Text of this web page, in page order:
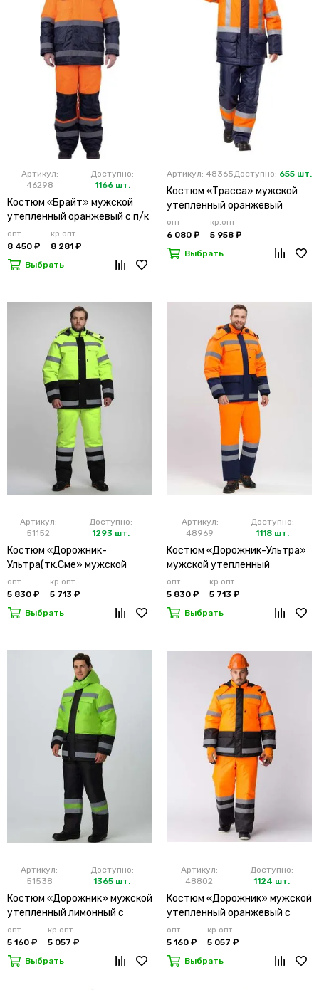
Артикул:
46298
Доступно:
1166 шт.
Костюм «Брайт» мужской
утепленный оранжевый с п/к
опт
8 450 ₽
кр.опт
8 281 ₽
Выбрать
Артикул: 48365Доступно: 655 шт.
Костюм «Трасса» мужской
утепленный оранжевый
опт
6 080 ₽
кр.опт
5 958 ₽
Выбрать
Артикул:
51152
Доступно:
1293 шт.
Костюм «Дорожник-
Ультра(тк.Сме» мужской
утепленный лимонный
опт
5 830 ₽
кр.опт
5 713 ₽
Выбрать
Артикул:
48969
Доступно:
1118 шт.
Костюм «Дорожник-Ультра»
мужской утепленный
оранжевый
опт
5 830 ₽
кр.опт
5 713 ₽
Выбрать
Артикул:
51538
Доступно:
1365 шт.
Костюм «Дорожник» мужской
утепленный лимонный с
брюками
опт
5 160 ₽
кр.опт
5 057 ₽
Выбрать
Артикул:
48802
Доступно:
1124 шт.
Костюм «Дорожник» мужской
утепленный оранжевый с
брюками
опт
5 160 ₽
кр.опт
5 057 ₽
Выбрать